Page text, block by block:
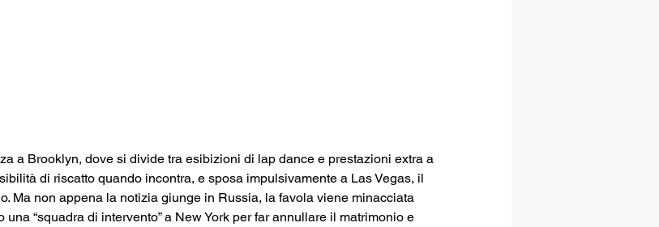
a Brooklyn, dove si divide tra esibizioni di lap dance e prestazioni extra a
di riscatto quando incontra, e sposa impulsivamente a Las Vegas, il
Ma non appena la notizia giunge in Russia, la favola viene minacciata
“squadra di intervento” a New York per far annullare il matrimonio e